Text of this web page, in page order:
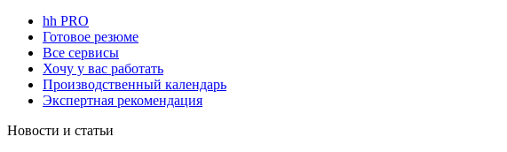
hh PRO
Готовое резюме
Все сервисы
Хочу у вас работать
Производственный календарь
Экспертная рекомендация
Новости и статьи